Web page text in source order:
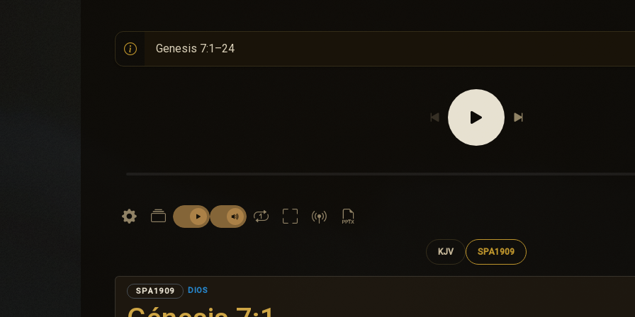
KJV SPA1909
SPA1909 DIOS